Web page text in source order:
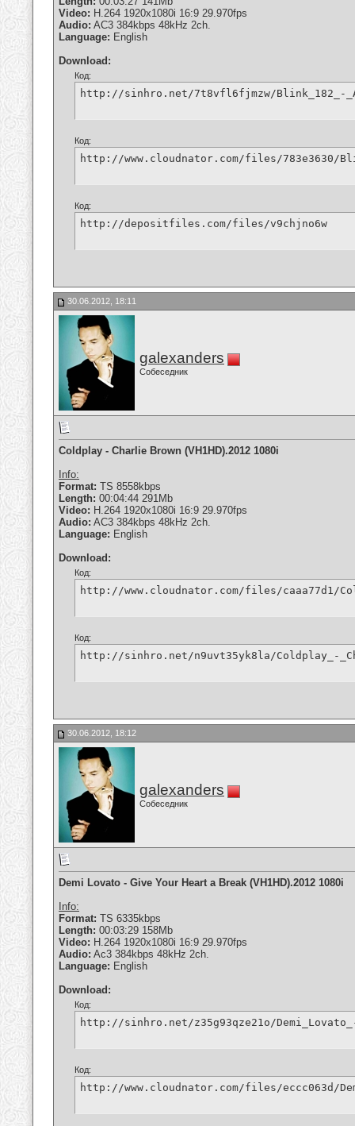
Video: H.264 1920x1080i 16:9 29.970fps
Audio: AC3 384kbps 48kHz 2ch.
Language: English
Download:
Код:
http://sinhro.net/7t8vfl6fjmzw/Blink_182_-
Код:
http://www.cloudnator.com/files/783e3630/
Код:
http://depositfiles.com/files/v9chjno6w
30.06.2012, 18:11
galexanders
Собеседник
Coldplay - Charlie Brown (VH1HD).2012 1080i
Info:
Format: TS 8558kbps
Length: 00:04:44 291Mb
Video: H.264 1920x1080i 16:9 29.970fps
Audio: AC3 384kbps 48kHz 2ch.
Language: English
Download:
Код:
http://www.cloudnator.com/files/caaa77d1/
Код:
http://sinhro.net/n9uvt35yk8la/Coldplay_-
30.06.2012, 18:12
galexanders
Собеседник
Demi Lovato - Give Your Heart a Break (VH1HD).2012 1080i
Info:
Format: TS 6335kbps
Length: 00:03:29 158Mb
Video: H.264 1920x1080i 16:9 29.970fps
Audio: Ac3 384kbps 48kHz 2ch.
Language: English
Download:
Код:
http://sinhro.net/z35g93qze21o/
Код:
http://www.cloudnator.com/files/eccc063d/